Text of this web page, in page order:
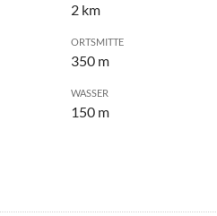
2 km
ORTSMITTE
350 m
WASSER
150 m